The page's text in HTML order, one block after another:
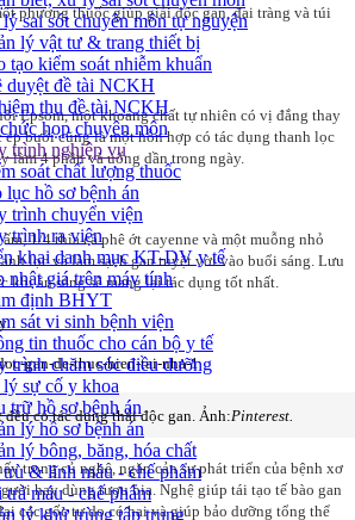
sai sót chuyên môn tự nguyện
lý vật tư & trang thiết bị
tạo kiểm soát nhiễm khuẩn
duyệt đề tài NCKH
thu đề tài NCKH
họp chuyên môn
trình nghiệp vụ
soát chất lượng thuốc
lục hồ sơ bệnh án
trình chuyển viện
trình ra viện
khai danh mục KT-DV y tế
nhật giá trên máy tính
định BHYT
sát vi sinh bệnh viện
tin thuốc cho cán bộ y tế
trình chăm sóc điều dưỡng
sự cố y khoa
trữ hồ sơ bệnh án
lý hồ sơ bệnh án
lý bông, băng, hóa chất
& lĩnh máu - chế phẩm
máu - chế phẩm
lý khử trùng tập trung
phương thuốc giúp giải độc gan, đại tràng và túi
Epsom, một khoáng chất tự nhiên có vị đắng thay
bưởi cũng là một hỗn hợp có tác dụng thanh lọc
làm 4 phần và uống dần trong ngày.
1/4 thìa cà phê ớt cayenne và một muỗng nhỏ
lọc và làm sạch gan tuyệt vời vào buổi sáng. Lưu
khi ăn sáng sẽ mang lại tác dụng tốt nhất.
có tác dụng thải độc gan. Ảnh:Pinterest.
trong củ nghệ, ngăn cản sự phát triển của bệnh xơ
hay dùng rượu bia. Nghệ giúp tái tạo tế bào gan
các gốc tự do có hại và giúp bảo dưỡng tổng thể